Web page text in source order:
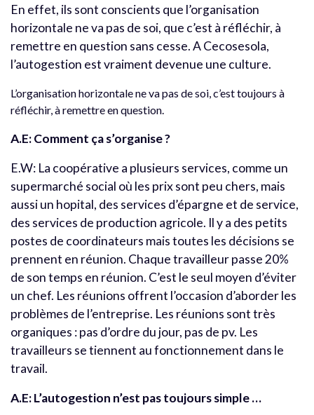
En effet, ils sont conscients que l’organisation
horizontale ne va pas de soi, que c’est à réfléchir, à
remettre en question sans cesse. A Cecosesola,
l’autogestion est vraiment devenue une culture.
L’organisation horizontale ne va pas de soi, c’est toujours à
réfléchir, à remettre en question.
A.E: Comment ça s’organise ?
E.W: La coopérative a plusieurs services, comme un
supermarché social où les prix sont peu chers, mais
aussi un hopital, des services d’épargne et de service,
des services de production agricole. Il y a des petits
postes de coordinateurs mais toutes les décisions se
prennent en réunion. Chaque travailleur passe 20%
de son temps en réunion. C’est le seul moyen d’éviter
un chef. Les réunions offrent l’occasion d’aborder les
problèmes de l’entreprise. Les réunions sont très
organiques : pas d’ordre du jour, pas de pv. Les
travailleurs se tiennent au fonctionnement dans le
travail.
A.E: L’autogestion n’est pas toujours simple …